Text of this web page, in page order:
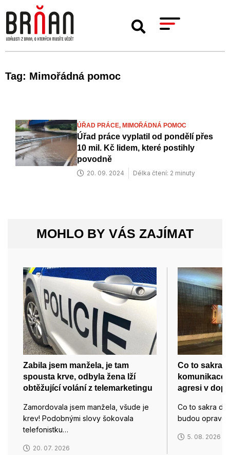
Tag: Mimořádná pomoc
ÚŘAD PRÁCE, MIMOŘÁDNÁ POMOC
Úřad práce vyplatil od pondělí přes
10 mil. Kč lidem, které postihly
povodně
20. 09. 2024 Délka čtení: 2 minuty
MOHLO BY VÁS ZAJÍMAT
Zabila jsem manžela, je tam
spousta krve, odbyla žena lží
obtěžující volání z telemarketingu
Zamordovala jsem manžela, všude je
krev! Podobnými slovy šokovala
telefonistku…
20. 07. 2026
Co to sakra
komunikace
agresi v
Co to sakra
budou
5. 08. 2026